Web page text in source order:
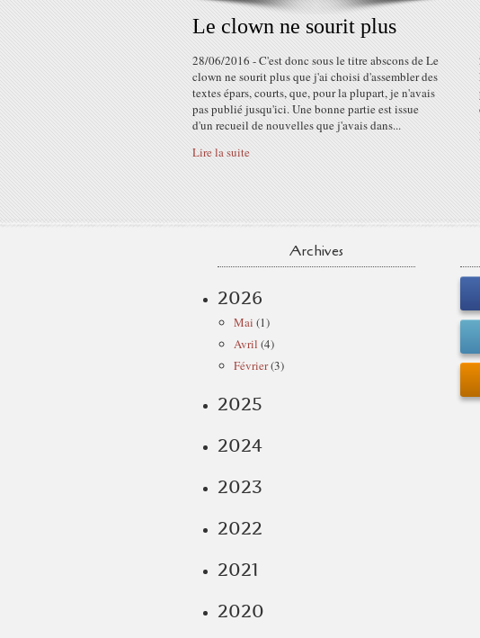
Le clown ne sourit plus
28/06/2016 - C'est donc sous le titre abscons de Le
clown ne sourit plus que j'ai choisi d'assembler des
textes épars, courts, que, pour la plupart, je n'avais
pas publié jusqu'ici. Une bonne partie est issue
d'un recueil de nouvelles que j'avais dans...
Lire la suite
Archives
2026
Mai (1)
Avril (4)
Février(3)
2025
2024
2023
2022
2021
2020